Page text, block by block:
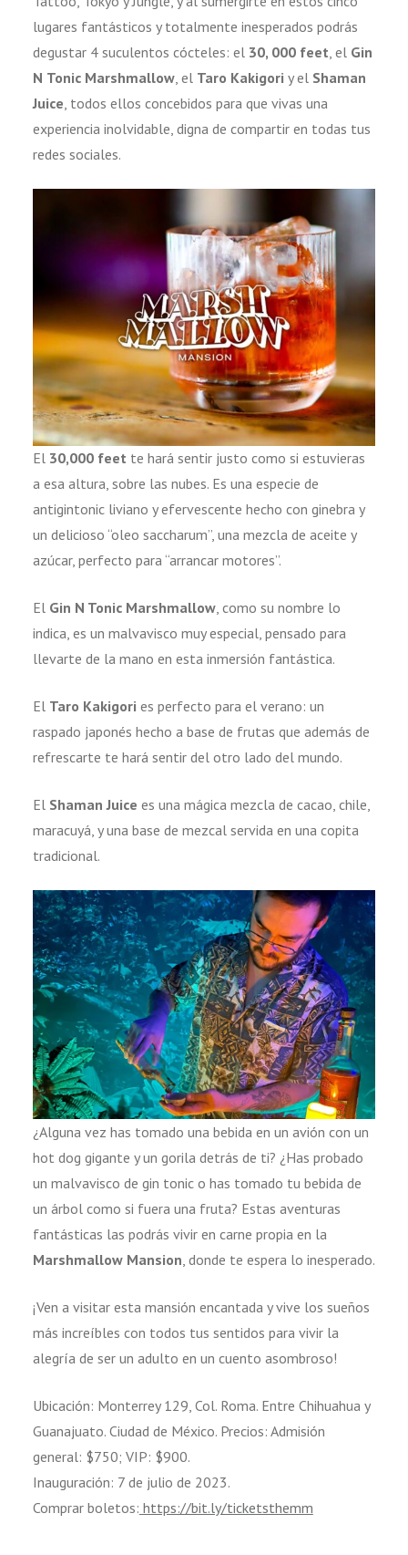
lugares fantásticos y totalmente inesperados podrás
degustar 4 suculentos cócteles: el 30, 000 feet, el Gin
N Tonic Marshmallow, el Taro Kakigori y el Shaman
Juice, todos ellos concebidos para que vivas una
experiencia inolvidable, digna de compartir en todas tus
redes sociales.
El 30,000 feet te hará sentir justo como si estuvieras
a esa altura, sobre las nubes. Es una especie de
antigintonic liviano y efervescente hecho con ginebra y
un delicioso “oleo saccharum”, una mezcla de aceite y
azúcar, perfecto para “arrancar motores”.
El Gin N Tonic Marshmallow, como su nombre lo
indica, es un malvavisco muy especial, pensado para
llevarte de la mano en esta inmersión fantástica.
El Taro Kakigori es perfecto para el verano: un
raspado japonés hecho a base de frutas que además de
refrescarte te hará sentir del otro lado del mundo.
El Shaman Juice es una mágica mezcla de cacao, chile,
maracuyá, y una base de mezcal servida en una copita
tradicional.
¿Alguna vez has tomado una bebida en un avión con un
hot dog gigante y un gorila detrás de ti? ¿Has probado
un malvavisco de gin tonic o has tomado tu bebida de
un árbol como si fuera una fruta? Estas aventuras
fantásticas las podrás vivir en carne propia en la
Marshmallow Mansion, donde te espera lo inesperado.
¡Ven a visitar esta mansión encantada y vive los sueños
más increíbles con todos tus sentidos para vivir la
alegría de ser un adulto en un cuento asombroso!
Ubicación: Monterrey 129, Col. Roma. Entre Chihuahua y
Guanajuato. Ciudad de México. Precios: Admisión
general: $750; VIP: $900.
Inauguración: 7 de julio de 2023.
Comprar boletos: https://bit.ly/ticketsthemm